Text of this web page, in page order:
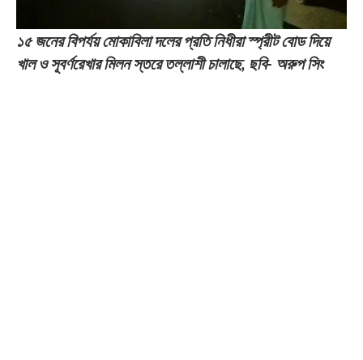
১৫ জনের বিপর্যয় মোকাবিলা দলের প্রতি নিধীরা স্প্রীট বোড দিয়ে
খাল ও সূবর্ণরেখার মিলন স্তরে তল্লাশী চালাছে, ছবি- অরুপ সিং